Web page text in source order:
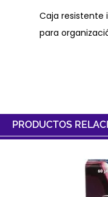
Caja resistente
para
PRODUCTOS